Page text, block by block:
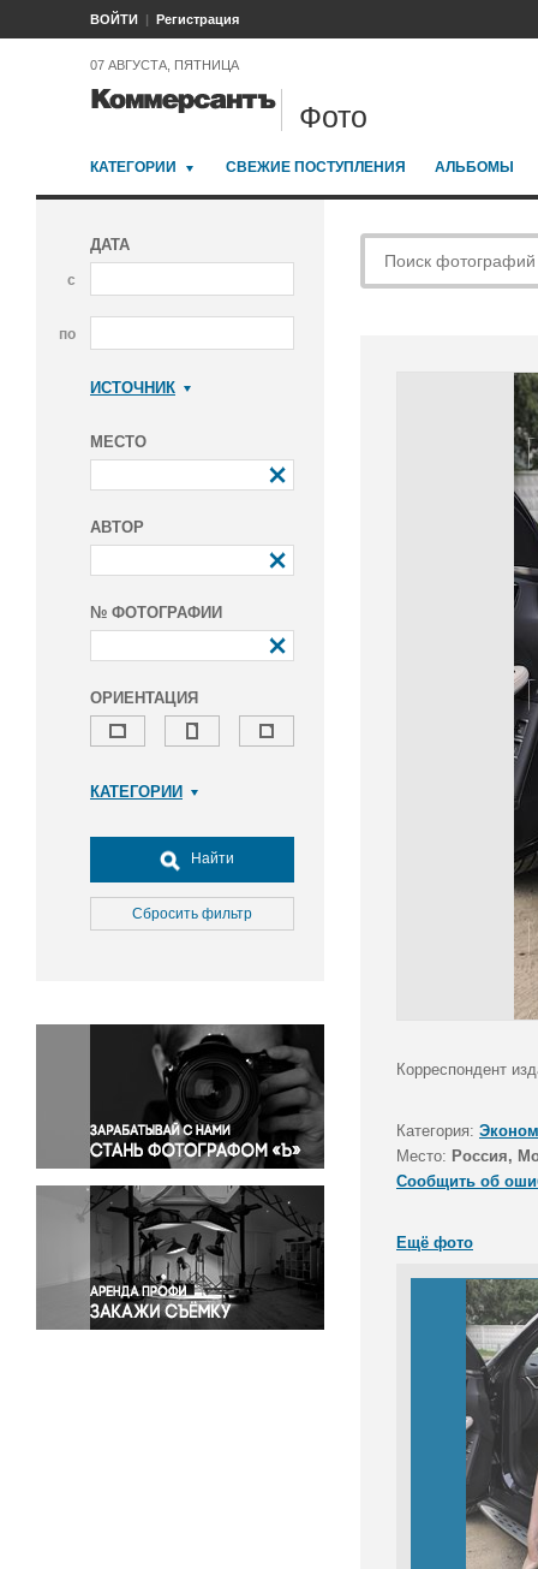
ВОЙТИ Регистрация
07 АВГУСТА, ПЯТНИЦА
Фото
КАТЕГОРИИ СВЕЖИЕ ПОСТУПЛЕНИЯ АЛЬБОМЫ
ДАТА
с
по
ИСТОЧНИК
МЕСТО
АВТОР
№ ФОТОГРАФИИ
ОРИЕНТАЦИЯ
КАТЕГОРИИ
Досуг, туризм и отдых
Культура
Медицина
Окружающая среда
Политика
Правосудие
Происшествия и конфликты
Религия
Светская жизнь
Спорт
Экология
Экономика и бизнес
Найти
Сбросить фильтр
Корреспондент
Категория:
Место: Россия,
Сообщить об
Ещё фото